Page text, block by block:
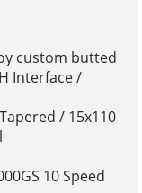
custom butted
Interface /
/ 15x110
10 Speed